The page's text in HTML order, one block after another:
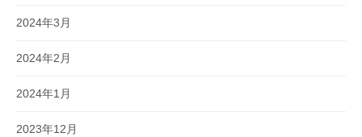
2024年3月
2024年2月
2024年1月
2023年12月